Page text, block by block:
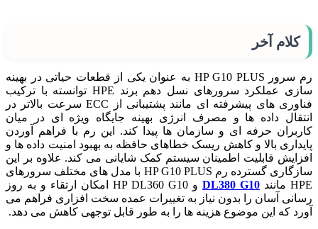
کلام آخر
رم سرور HP G10 PLUS به عنوان یکی از قطعات حیاتی در بهینه
سازی عملکرد سرورهای نسل دهم برند HPE توانسته با ترکیب
فناوری های پیشرفته ای مانند پشتیبانی از ECC سرعت بالاتر در
انتقال داده ها و مصرف انرژی بهینه جایگاه ویژه ای در میان
کاربران حرفه ای و سازمان ها پیدا کند. این رم با فراهم آوردن
پایداری بالا و کاهش ریسک خطاهای حافظه به بهبود امنیت داده ها و
افزایش قابلیت اطمینان سیستم کمک شایانی می کند. علاوه بر این
سازگاری گسترده رم HP G10 PLUS با مدل های مختلف سرورهای
HPE مانند
DL380 G10
و HP DL360 G10 امکان ارتقاء و به روز
رسانی آسان را بدون نیاز به تغییرات عمده سخت افزاری فراهم می
آورد که این موضوع هزینه ها را به طور قابل توجهی کاهش می دهد.